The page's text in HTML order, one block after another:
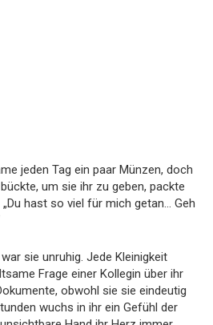
jeden Tag ein paar Münzen, doch
um sie ihr zu geben, packte
hast so viel für mich getan… Geh
sie unruhig. Jede Kleinigkeit
Frage einer Kollegin über ihr
obwohl sie sie eindeutig
wuchs in ihr ein Gefühl der